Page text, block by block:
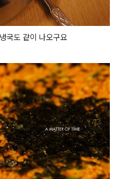
국도 같이 나오구요